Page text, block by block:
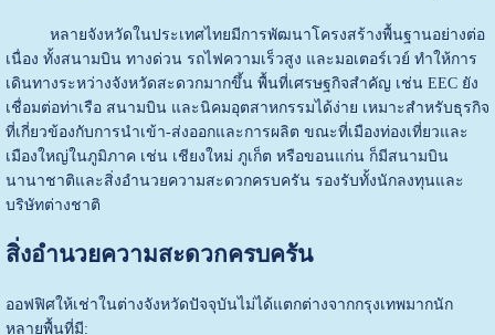
หลายจังหวัดในประเทศไทยมีการพัฒนาโครงสร้างพื้นฐานอย่างต่อ
เนื่อง ทั้งสนามบิน ทางด่วน รถไฟความเร็วสูง และมอเตอร์เวย์ ทำให้การ
เดินทางระหว่างจังหวัดสะดวกมากขึ้น พื้นที่เศรษฐกิจสำคัญ เช่น EEC ยัง
เชื่อมต่อท่าเรือ สนามบิน และนิคมอุตสาหกรรมได้ง่าย เหมาะสำหรับธุรกิจ
ที่เกี่ยวข้องกับการนำเข้า-ส่งออกและการผลิต ขณะที่เมืองท่องเที่ยวและ
เมืองใหญ่ในภูมิภาค เช่น เชียงใหม่ ภูเก็ต หรือขอนแก่น ก็มีสนามบิน
นานาชาติและสิ่งอำนวยความสะดวกครบครัน รองรับทั้งนักลงทุนและ
บริษัทต่างชาติ
สิ่งอำนวยความสะดวกครบครัน
ออฟฟิศให้เช่าในต่างจังหวัดปัจจุบันไม่ได้แตกต่างจากกรุงเทพมากนัก
หลายพื้นที่มี: